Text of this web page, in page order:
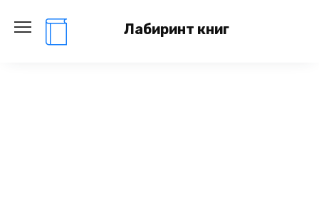
содержанию
Лабиринт книг